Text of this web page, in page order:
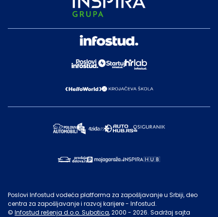
Poslovi Infostud vodeća platforma za zapošljavanje u Srbiji, deo
centra za zapošljavanje i razvoj karijere - Infostud.
© Infostud rešenja d.o.o. Subotica, 2000 - 2026. Sadržaj sajta